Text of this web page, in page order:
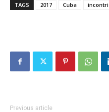
TAGS 2017 Cuba incontri
Previous article